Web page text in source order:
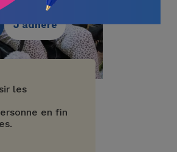
J'adhère
les
en fin